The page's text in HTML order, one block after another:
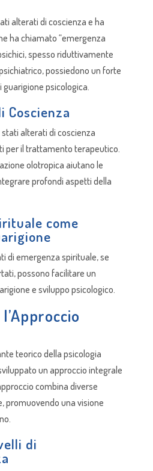
alterati di coscienza e ha
ha chiamato “emergenza
spesso riduttivamente
possiedono un forte
psicologica.
alterati di coscienza
per il trattamento terapeutico.
olotropica aiutano le
profondi aspetti della
come
di emergenza spirituale, se
possono facilitare un
e sviluppo psicologico.
teorico della psicologia
un approccio integrale
combina diverse
promuovendo una visione
di